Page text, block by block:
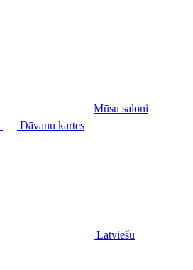
Mūsu saloni
Dāvanu kartes
Latviešu